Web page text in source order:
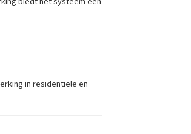
in residentiële en